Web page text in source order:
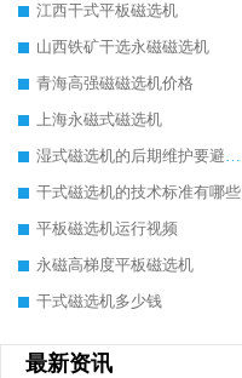
江西干式平板磁选机
山西铁矿干选永磁磁选机
青海高强磁磁选机价格
上海永磁式磁选机
湿式磁选机的后期维护要避开哪些坑
干式磁选机的技术标准有哪些
平板磁选机运行视频
永磁高梯度平板磁选机
干式磁选机多少钱
最新资讯